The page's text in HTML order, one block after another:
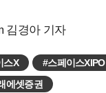
김경아 기자
스X #스페이스XIPO
에셋증권